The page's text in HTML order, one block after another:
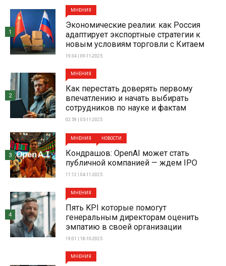
МНЕНИЯ
Экономические реалии: как Россия
адаптирует экспортные стратегии к
новым условиям торговли с Китаем
19:34 | 09-11-2025
1
МНЕНИЯ
Как перестать доверять первому
впечатлению и начать выбирать
сотрудников по науке и фактам
02:59 | 05-11-2025
2
МНЕНИЯ НОВОСТИ
Кондрашов: OpenAI может стать
публичной компанией — ждем IPO
11:12 | 04-11-2025
3
МНЕНИЯ
Пять KPI которые помогут
генеральным директорам оценить
эмпатию в своей организации
19:01 | 18-10-2025
4
МНЕНИЯ